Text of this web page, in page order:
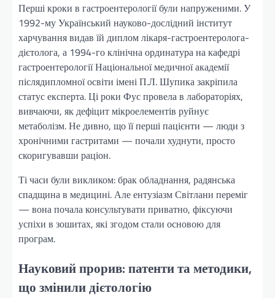
Перші кроки в гастроентерології були напруженими. У
1992-му Український науково-дослідний інститут
харчування видав їй диплом лікаря-гастроентеролога-
дієтолога, а 1994-го клінічна ординатура на кафедрі
гастроентерології Національної медичної академії
післядипломної освіти імені П.Л. Шупика закріпила
статус експерта. Ці роки Фус провела в лабораторіях,
вивчаючи, як дефіцит мікроелементів руйнує
метаболізм. Не дивно, що її перші пацієнти — люди з
хронічними гастритами — почали худнути, просто
скоригувавши раціон.
Ті часи були викликом: брак обладнання, радянська
спадщина в медицині. Але ентузіазм Світлани переміг
— вона почала консультувати приватно, фіксуючи
успіхи в зошитах, які згодом стали основою для
програм.
Науковий прорив: патенти та методики,
що змінили дієтологію